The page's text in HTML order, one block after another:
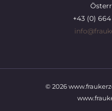
+43 (0)
© 2026